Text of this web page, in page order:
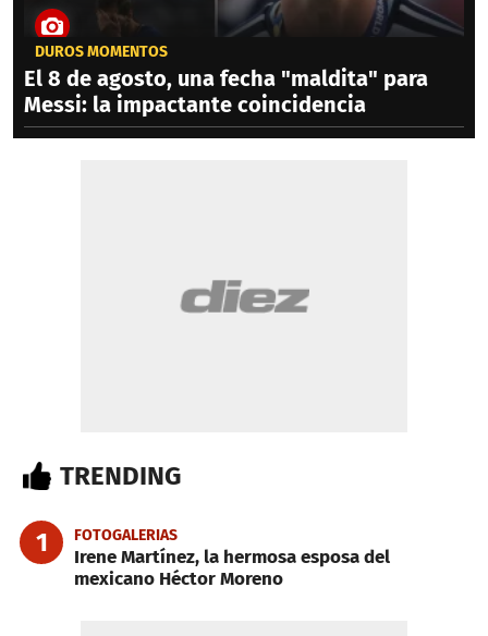
DUROS MOMENTOS
El 8 de agosto, una fecha "maldita" para
Messi: la impactante coincidencia
TRENDING
1 FOTOGALERIAS
Irene Martínez, la hermosa esposa del
mexicano Héctor Moreno